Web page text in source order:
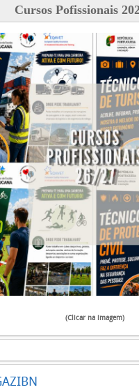
Cursos Pofissionais
(Clicar na imagem)